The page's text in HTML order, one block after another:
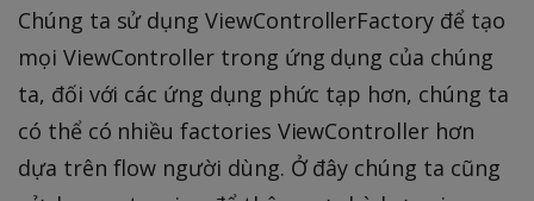
Chúng ta sử dụng ViewControllerFactory để tạo
mọi ViewController trong ứng dụng của chúng
ta, đối với các ứng dụng phức tạp hơn, chúng ta
có thể có nhiều factories ViewController hơn
dựa trên flow người dùng. Ở đây chúng ta cũng